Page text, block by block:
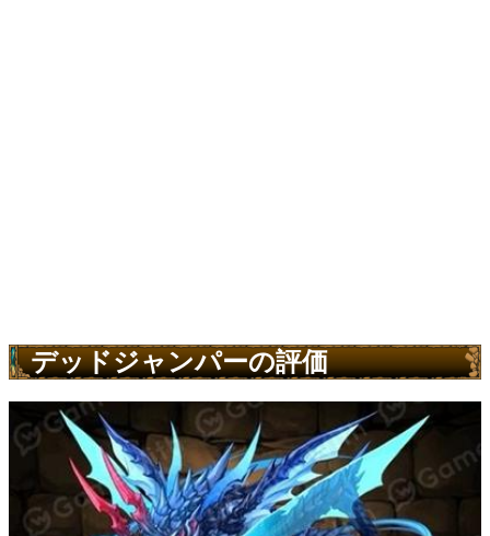
デッドジャンパーの評価